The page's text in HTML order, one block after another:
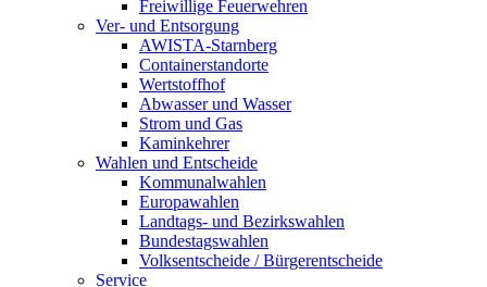
Freiwillige Feuerwehren
Ver- und Entsorgung
AWISTA-Starnberg
Containerstandorte
Wertstoffhof
Abwasser und Wasser
Strom und Gas
Kaminkehrer
Wahlen und Entscheide
Kommunalwahlen
Europawahlen
Landtags- und Bezirkswahlen
Bundestagswahlen
Volksentscheide / Bürgerentscheide
Service